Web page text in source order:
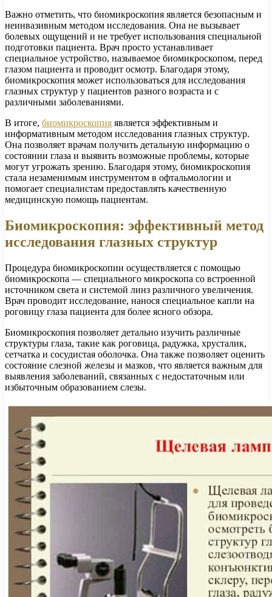
Важно отметить, что биомикроскопия является безопасным и
неинвазивным методом исследования. Она не вызывает
болевых ощущений и не требует использования специальной
подготовки пациента. Врач просто устанавливает
специальное устройство, называемое биомикроскопом, перед
глазом пациента и проводит осмотр. Благодаря этому,
биомикроскопия может использоваться для исследования
глазных структур у пациентов разного возраста и с
различными заболеваниями.
В итоге, биомикроскопия является эффективным и
информативным методом исследования глазных структур.
Она позволяет врачам получить детальную информацию о
состоянии глаза и выявить возможные проблемы, которые
могут угрожать зрению. Благодаря этому, биомикроскопия
стала незаменимым инструментом в офтальмологии и
помогает специалистам предоставлять качественную
медицинскую помощь пациентам.
Биомикроскопия: эффективный метод
исследования глазных структур
Процедура биомикроскопии осуществляется с помощью
биомикроскопа — специального микроскопа со встроенной
источником света и системой линз различного увеличения.
Врач проводит исследование, нанося специальное капли на
роговицу глаза пациента для более ясного обзора.
Биомикроскопия позволяет детально изучить различные
структуры глаза, такие как роговица, радужка, хрусталик,
сетчатка и сосудистая оболочка. Она также позволяет оценить
состояние слезной железы и мазков, что является важным для
выявления заболеваний, связанных с недостаточным или
избыточным образованием слезы.